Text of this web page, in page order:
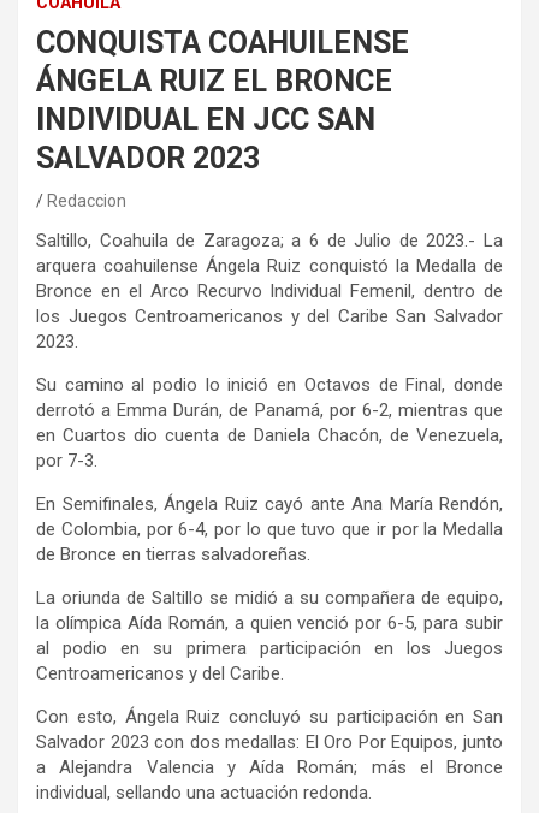
CONQUISTA COAHUILENSE
ÁNGELA RUIZ EL BRONCE
INDIVIDUAL EN JCC SAN
SALVADOR 2023
Redaccion
Saltillo, Coahuila de Zaragoza; a 6 de Julio de 2023.- La
arquera coahuilense Ángela Ruiz conquistó la Medalla de
Bronce en el Arco Recurvo Individual Femenil, dentro de
los Juegos Centroamericanos y del Caribe San Salvador
2023.
Su camino al podio lo inició en Octavos de Final, donde
derrotó a Emma Durán, de Panamá, por 6-2, mientras que
en Cuartos dio cuenta de Daniela Chacón, de Venezuela,
por 7-3.
En Semifinales, Ángela Ruiz cayó ante Ana María Rendón,
de Colombia, por 6-4, por lo que tuvo que ir por la Medalla
de Bronce en tierras salvadoreñas.
La oriunda de Saltillo se midió a su compañera de equipo,
la olímpica Aída Román, a quien venció por 6-5, para subir
al podio en su primera participación en los Juegos
Centroamericanos y del Caribe.
Con esto, Ángela Ruiz concluyó su participación en San
Salvador 2023 con dos medallas: El Oro Por Equipos, junto
a Alejandra Valencia y Aída Román; más el Bronce
individual, sellando una actuación redonda.